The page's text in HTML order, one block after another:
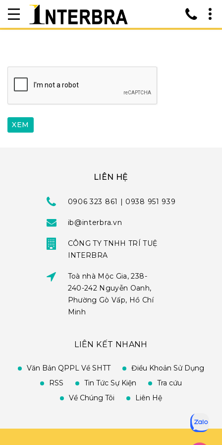
LIÊN HỆ
0906 323 861 | 0938 951 939
ib@interbra.vn
CÔNG TY TNHH TRÍ TUỆ
INTERBRA
Toà nhà Mộc Gia, 238-
240-242 Nguyễn Oanh,
Phường Gò Vấp, Hồ Chí
Minh
LIÊN KẾT NHANH
Văn Bản QPPL Về SHTT
Điều Khoản Sử Dụng
RSS
Tin Tức Sự Kiện
Tra cứu
Về Chúng Tôi
Liên Hệ